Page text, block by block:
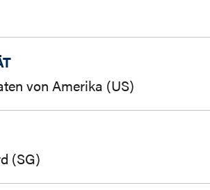
von Amerika (US)
(SG)